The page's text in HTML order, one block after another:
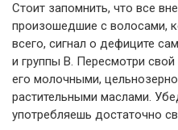
Стоит запомнить, что все
произошедшие с волосами,
всего, сигнал о дефиците
и группы В. Пересмотри
его молочными,
растительными маслами.
употребляешь достаточно